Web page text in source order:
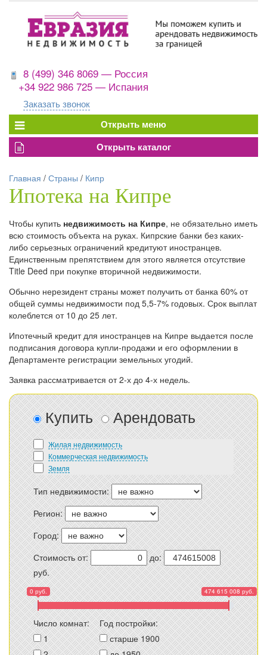
8 (499) 346 8069 — Россия
+34 922 986 725 — Испания
Заказать звонок
Главная / Страны / Кипр
Ипотека на Кипре
Чтобы купить недвижимость на Кипре, не обязательно иметь
всю стоимость объекта на руках. Кипрские банки без каких-
либо серьезных ограничений кредитуют иностранцев.
Единственным препятствием для этого является отсутствие
Title Deed при покупке вторичной недвижимости.
Обычно нерезидент страны может получить от банка 60% от
общей суммы недвижимости под 5,5-7% годовых. Срок выплат
колеблется от 10 до 25 лет.
Ипотечный кредит для иностранцев на Кипре выдается после
подписания договора купли-продажи и его оформлении в
Департаменте регистрации земельных угодий.
Заявка рассматривается от 2-х до 4-х недель.
Купить Арендовать
Жилая недвижимость
Коммерческая недвижимость
Земля
Тип недвижимости:
Регион:
Город:
Стоимость от:
до:
руб.
0 руб. 474 615 008 руб.
Число комнат:
1
Год постройки:
старше 1900